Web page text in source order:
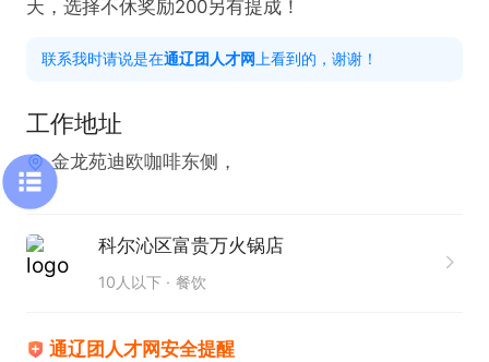
天，选择不休奖励200另有提成！
联系我时请说是在通辽团人才网 上看到的，谢谢！
工作地址
金龙苑迪欧咖啡东侧，
科尔沁区富贵万火锅店
10人以下 餐饮
通辽团人才网安全提醒